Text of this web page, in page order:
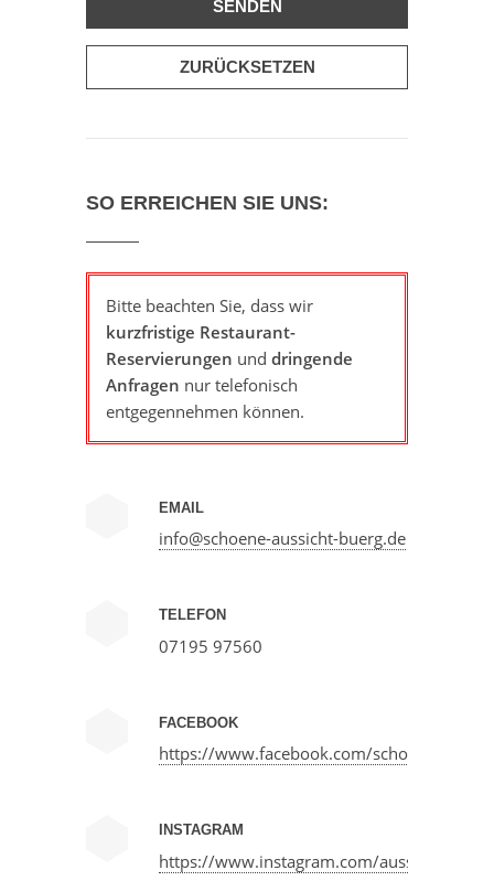
SO ERREICHEN SIE UNS:
Bitte beachten Sie, dass wir
kurzfristige Restaurant-
Reservierungen und dringende
Anfragen nur telefonisch
entgegennehmen können.
EMAIL
info@schoene-aussicht-buerg.de
TELEFON
07195 97560
FACEBOOK
https://www.facebook.com/
INSTAGRAM
https://www.instagram.com/aussichtbuerg/